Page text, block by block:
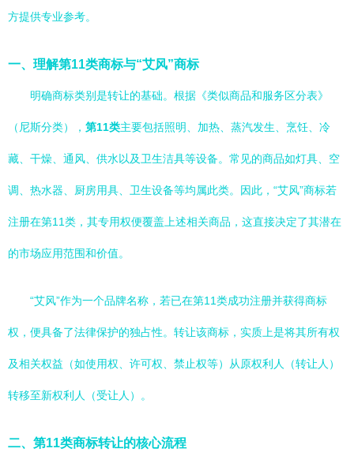
方提供专业参考。
一、理解第11类商标与“艾风”商标
明确商标类别是转让的基础。根据《类似商品和服务区分表》
（尼斯分类）， 第11类主要包括照明、加热、蒸汽发生、烹饪、冷
藏、干燥、通风、供水以及卫生洁具等设备。常见的商品如灯具、空
调、热水器、厨房用具、卫生设备等均属此类。因此，“艾风”商标若
注册在第11类，其专用权便覆盖上述相关商品，这直接决定了其潜在
的市场应用范围和价值。
“艾风”作为一个品牌名称，若已在第11类成功注册并获得商标
权，便具备了法律保护的独占性。转让该商标，实质上是将其所有权
及相关权益（如使用权、许可权、禁止权等）从原权利人（转让人）
转移至新权利人（受让人）。
二、第11类商标转让的核心流程